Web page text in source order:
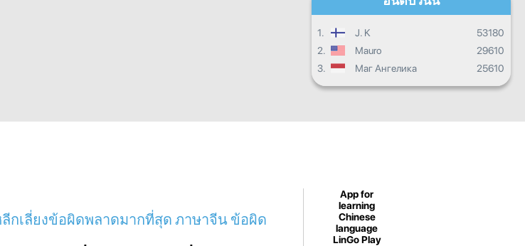
1. J. K
53180
2.
Mauro
29610
3.
Маг Ангелика 25610
กเลี่ยงข้อผิดพลาดมากที่สุด ภาษาจีน ข้อผิด
App for
learning
Chinese
language
LinGo Play